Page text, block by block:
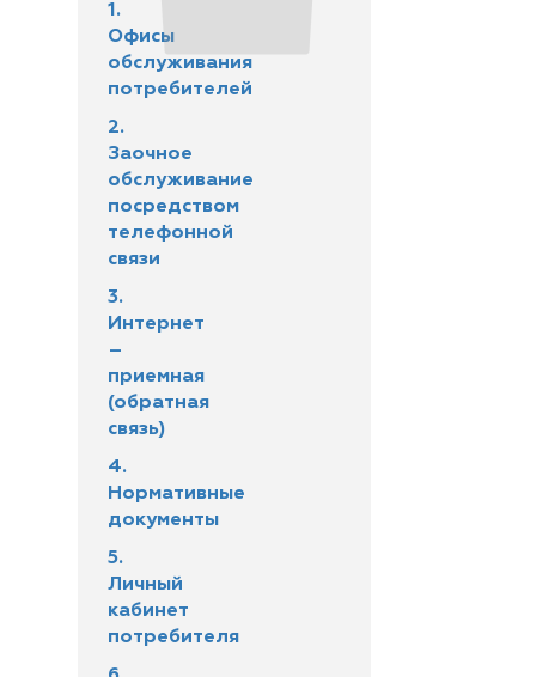
1.
Офисы
обслуживания
потребителей
2.
Заочное
обслуживание
посредством
телефонной
связи
3.
Интернет
–
приемная
(обратная
связь)
4.
Нормативные
документы
5.
Личный
кабинет
потребителя